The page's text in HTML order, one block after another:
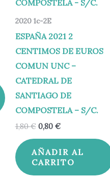
2020 1c-2E
ESPAÑA 2021 2
CENTIMOS DE EUROS
COMUN UNC –
CATEDRAL DE
SANTIAGO DE
COMPOSTELA – S/C.
1,80€ 0,80 €
AÑADIR AL
CARRITO